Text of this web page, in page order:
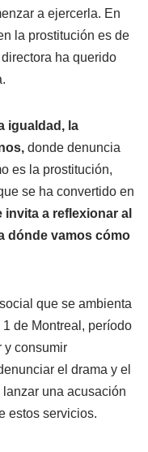
a ejercerla. En
la prostitución es de
ha querido
igualdad, la
donde denuncia
es la prostitución,
se ha convertido en
invita a reflexionar al
dónde vamos cómo
que se ambienta
de Montreal, período
y consumir
el drama y el
una acusación
estos servicios.